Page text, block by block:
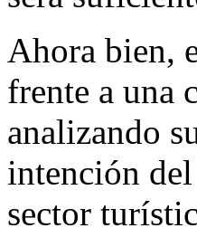
Ahora bien,
frente a una
analizando
intención
sector